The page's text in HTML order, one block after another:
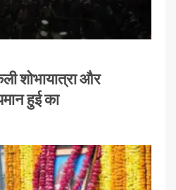
शोभायात्रा और
हुई का